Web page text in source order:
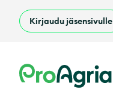
Kirjaudu jäsensivulle
ProAgria